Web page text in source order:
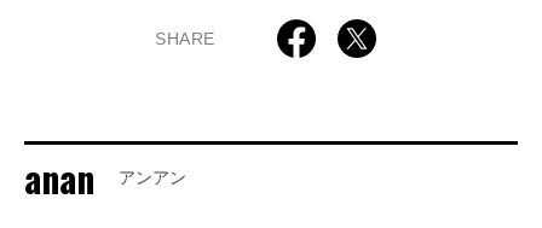
SHARE
anan アンアン